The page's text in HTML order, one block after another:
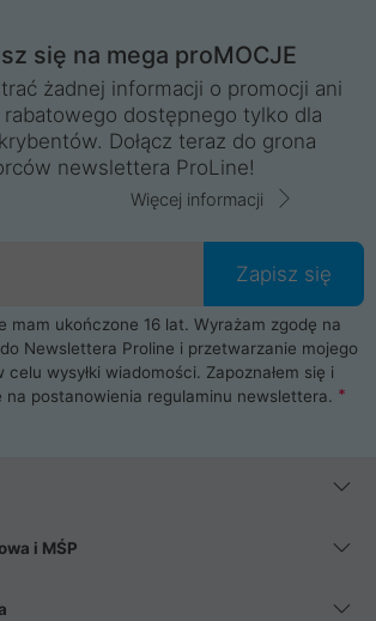
się na mega proMOCJE
żadnej informacji o promocji ani
rabatowego dostępnego tylko dla
Dołącz teraz do grona
newslettera ProLine!
Więcej informacji
Zapisz się
mam ukończone 16 lat. Wyrażam zgodę na
Newslettera Proline i przetwarzanie mojego
wysyłki wiadomości. Zapoznałem się i
na postanowienia regulaminu newslettera.
i MŚP